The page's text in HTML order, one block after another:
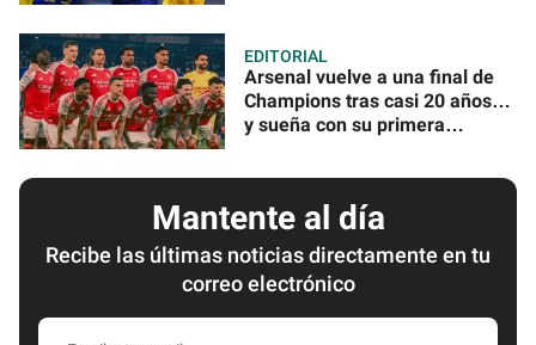
EDITORIAL
Arsenal vuelve a una final de
Champions tras casi 20 años…
y sueña con su primera
Mantente al día
Recibe las últimas noticias directamente en tu
correo electrónico
Escribe